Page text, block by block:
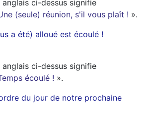
anglais ci-dessus signifie
(seule) réunion, s'il vous plaît ! ».
a été) alloué est écoulé !
anglais ci-dessus signifie
écoulé ! ».
du jour de notre prochaine